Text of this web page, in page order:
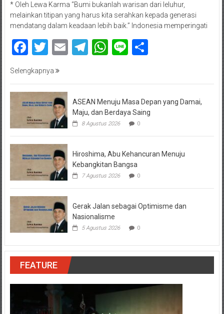
* Oleh Lewa Karma “Bumi bukanlah warisan dari leluhur,
melainkan titipan yang harus kita serahkan kepada generasi
mendatang dalam keadaan lebih baik.” Indonesia memperingati
Facebook
Twitter
EmailTelegram
WhatsApp
LineShare
Selengkapnya
ASEAN Menuju Masa Depan yang Damai,
Maju, dan Berdaya Saing
8 Agustus 2026 0
Hiroshima, Abu Kehancuran Menuju
Kebangkitan Bangsa
7 Agustus 2026 0
Gerak Jalan sebagai Optimisme dan
Nasionalisme
5 Agustus 2026 0
FEATURE